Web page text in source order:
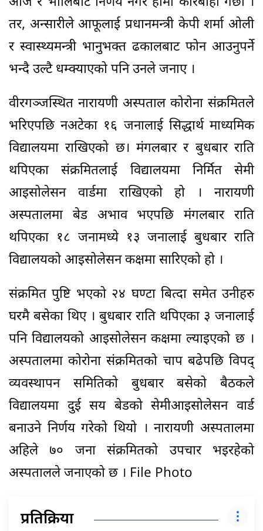
तर, अन्सारीले आफूलाई प्रधानमन्त्री केपी शर्मा ओली
र स्वास्थ्यमन्त्री भानुभक्त ढकालबाट फोन आउनुपर्ने
भन्दै उल्टै धम्क्याएको पनि उनले जनाए ।
वीरगञ्जस्थित नारायणी अस्पताल कोरोना संक्रमितले
भरिएपछि नअटेका १६ जनालाई सिद्धार्थ माध्यमिक
विद्यालयमा राखिएको छ। मंगलबार र बुधबार राति
थपिएका संक्रमितलाई विद्यालयमा निर्मित सेमी
आइसोलेसन वार्डमा राखिएको हो । नारायणी
अस्पतालमा बेड अभाव भएपछि मंगलबार राति
थपिएका १८ जनामध्ये १३ जनालाई बुधबार राति
विद्यालयको आइसोलेसन कक्षमा सारिएको हो ।
संक्रमित पुष्टि भएको २४ घण्टा बित्दा समेत उनीहरु
घरमै बसेका थिए । बुधबार राति थपिएका ३ जनालाई
पनि विद्यालयको आइसोलेसन कक्षमा ल्याइएको छ ।
अस्पतालमा कोरोना संक्रमितको चाप बढेपछि विपद्
व्यवस्थापन समितिको बुधबार बसेको बैठकले
विद्यालयमा दुई सय बेडको सेमीआइसोलेसन वार्ड
बनाउने निर्णय गरेको थियो । नारायणी अस्पतालमा
अहिले ७० जना संक्रमितको उपचार भइरहेको
अस्पतालले जनाएको छ । File Photo
प्रतिक्रिया